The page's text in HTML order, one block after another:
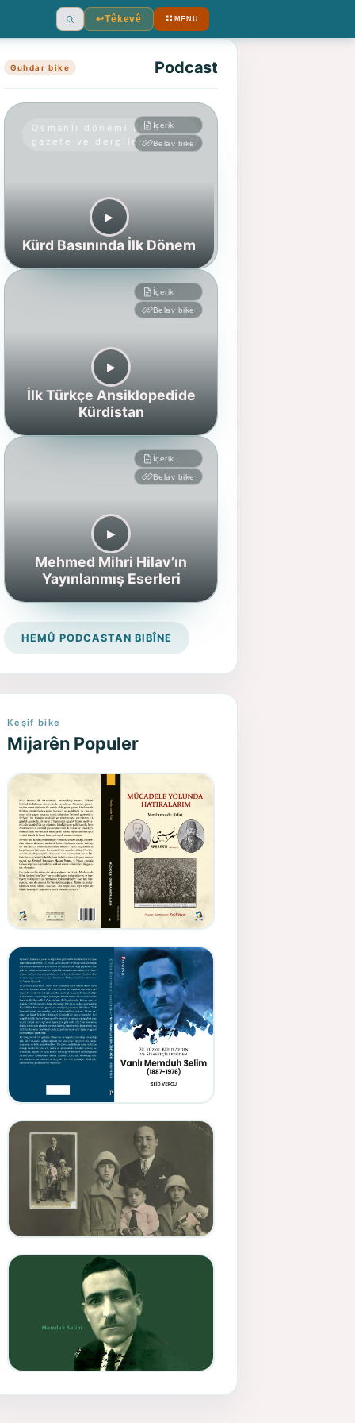
Ara ↩︎Têkevê MENU
Guhdar bike Podcast
Osmanlı dönemi Kürd
gazete ve dergileri
İçerik
Belav bike
▶︎
Kürd Basınında İlk Dönem
İçerik
Belav bike
▶︎
İlk Türkçe Ansiklopedide
Kürdistan
İçerik
Belav bike
▶︎
Mehmed Mihri Hilav’ın
Yayınlanmış Eserleri
HEMÛ PODCASTAN BIBÎNE
Keşif bike
Mijarên Populer
Gazeteci, Yazar, Hukukçu ve
Siyasetçi Kimliğiyle
Mevlanzade Rıfat - Seîd
Veroj
Memduh Selîmê Wanî (1887-
1876)
Mihemed Mîhrî Hîlav ji
afirênerên rewşenbîriya
Memduh Selim ve Xoybûn